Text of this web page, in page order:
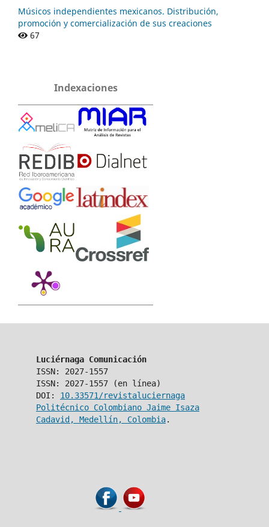
Músicos independientes mexicanos. Distribución,
promoción y comercialización de sus creaciones
67
Indexaciones
Luciérnaga Comunicación
ISSN: 2027-1557
ISSN: 2027-1557 (en línea)
DOI: 10.33571/revistaluciernaga
Politécnico Colombiano Jaime Isaza
Cadavid, Medellín, Colombia.